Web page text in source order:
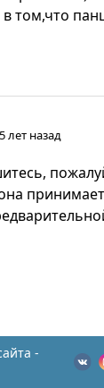
том,что
лет назад
-